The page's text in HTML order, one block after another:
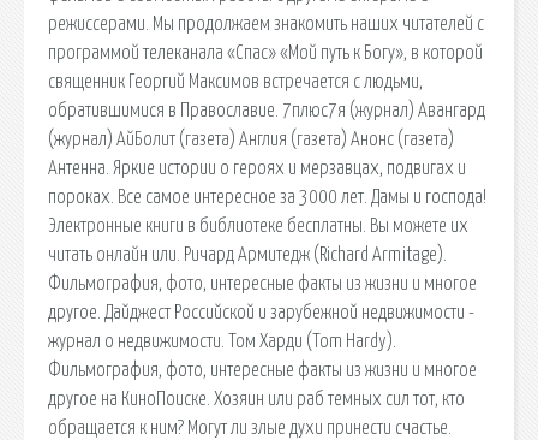
режиссерами. Мы продолжаем знакомить наших читателей с
программой телеканала «Спас» «Мой путь к Богу», в которой
священник Георгий Максимов встречается с людьми,
обратившимися в Православие. 7плюс7я (журнал) Авангард
(журнал) АйБолит (газета) Англия (газета) Анонс (газета)
Антенна. Яркие истории о героях и мерзавцах, подвигах и
пороках. Все самое интересное за 3000 лет. Дамы и господа!
Электронные книги в библиотеке бесплатны. Вы можете их
читать онлайн или. Ричард Армитедж (Richard Armitage).
Фильмография, фото, интересные факты из жизни и многое
другое. Дайджест Российской и зарубежной недвижимости -
журнал о недвижимости. Том Харди (Tom Hardy).
Фильмография, фото, интересные факты из жизни и многое
другое на КиноПоиске. Хозяин или раб темных сил тот, кто
обращается к ним? Могут ли злые духи принести счастье.